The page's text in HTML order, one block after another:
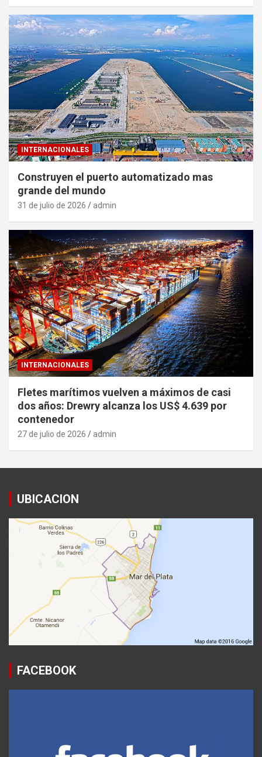
INTERNACIONALES
Construyen el puerto automatizado mas
grande del mundo
31 de julio de 2026 admin
INTERNACIONALES
Fletes marítimos vuelven a máximos de casi
dos años: Drewry alcanza los US$ 4.639 por
contenedor
27 de julio de 2026 admin
UBICACION
FACEBOOK